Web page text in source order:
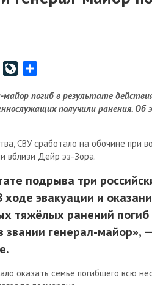
M
v
e
o
u
n
a
l
п
р
в
и
ь
майор погиб в результате
получили ранения.
СВУ сработало на обочине при
вблизи Дейр эз-Зора.
подрыва три
ходе эвакуации и
тяжёлых ранений
звании генерал-майор»,
оказать семье погибшего всю